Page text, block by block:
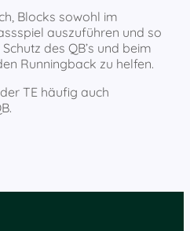
Blocks sowohl im
auszuführen und so
des QB’s und beim
Runningback zu helfen.
TE häufig auch